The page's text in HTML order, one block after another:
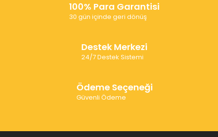
100% Para Garantisi
30 gün içinde geri dönüş
Destek Merkezi
24/7 Destek Sistemi
Ödeme Seçeneği
Güvenli Ödeme